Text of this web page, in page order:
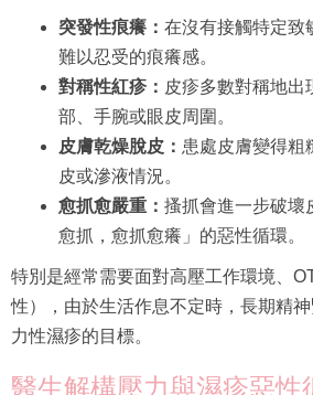
突發性痕癢： 在沒有接觸特定致
難以忍受的痕癢感。
對稱性紅疹： 皮疹多數對稱地出
部、手腕或眼皮周圍。
皮膚乾燥脫皮： 患處皮膚變得粗
皮或滲液情況。
愈抓愈嚴重： 搔抓會進一步破壞
愈抓，愈抓愈癢」的惡性循環。
特別是經常需要面對高壓工作環境、
性），由於生活作息不定時，長期精
力性濕疹的目標。
醫生解構壓力與濕疹惡性